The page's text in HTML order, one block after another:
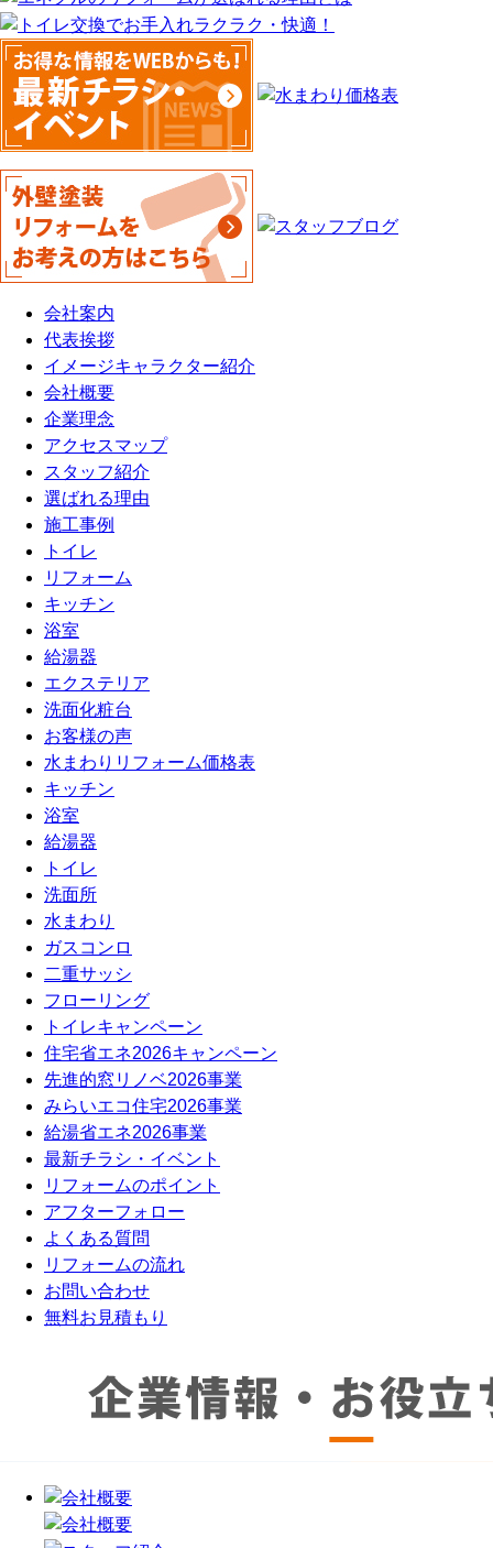
会社案内
代表挨拶
イメージキャラクター紹介
会社概要
企業理念
アクセスマップ
スタッフ紹介
選ばれる理由
施工事例
トイレ
リフォーム
キッチン
浴室
給湯器
エクステリア
洗面化粧台
お客様の声
水まわりリフォーム価格表
キッチン
浴室
給湯器
トイレ
洗面所
水まわり
ガスコンロ
二重サッシ
フローリング
トイレキャンペーン
住宅省エネ2026キャンペーン
先進的窓リノベ2026事業
みらいエコ住宅2026事業
給湯省エネ2026事業
最新チラシ・イベント
リフォームのポイント
アフターフォロー
よくある質問
リフォームの流れ
お問い合わせ
無料お見積もり